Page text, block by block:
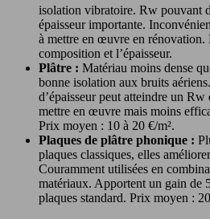
isolation vibratoire. Rw pouvant
épaisseur importante.
à mettre en œuvre en rénovation.
composition et l’épaisseur.
Plâtre : Matériau moins dense
bonne isolation aux bruits
d’épaisseur peut atteindre un
mettre en œuvre mais moins
Prix moyen : 10 à 20 €/m².
Plaques de plâtre phonique :
plaques classiques, elles
Couramment utilisées en
matériaux. Apportent un gain de
plaques standard. Prix moyen :